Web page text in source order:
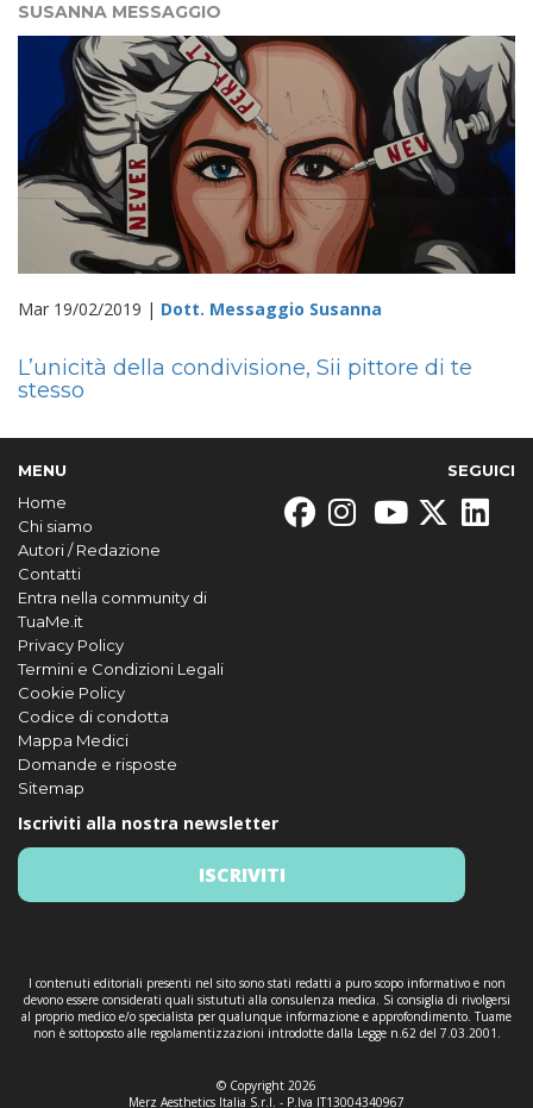
SUSANNA MESSAGGIO
Mar 19/02/2019 | Dott. Messaggio Susanna
L’unicità della condivisione, Sii pittore di te
stesso
MENU
Home
Chi siamo
Autori / Redazione
Contatti
Entra nella community di
TuaMe.it
Privacy Policy
Termini e Condizioni Legali
Cookie Policy
Codice di condotta
Mappa Medici
Domande e risposte
Sitemap
SEGUICI
Iscriviti alla nostra newsletter
ISCRIVITI
I contenuti editoriali presenti nel sito sono stati redatti a puro scopo informativo e non
devono essere considerati quali sistututi alla consulenza medica. Si consiglia di rivolgersi
al proprio medico e/o specialista per qualunque informazione e approfondimento. Tuame
non è sottoposto alle regolamentizzazioni introdotte dalla Legge n.62 del 7.03.2001.
© Copyright 2026
Merz Aesthetics Italia S.r.l. - P.Iva IT13004340967